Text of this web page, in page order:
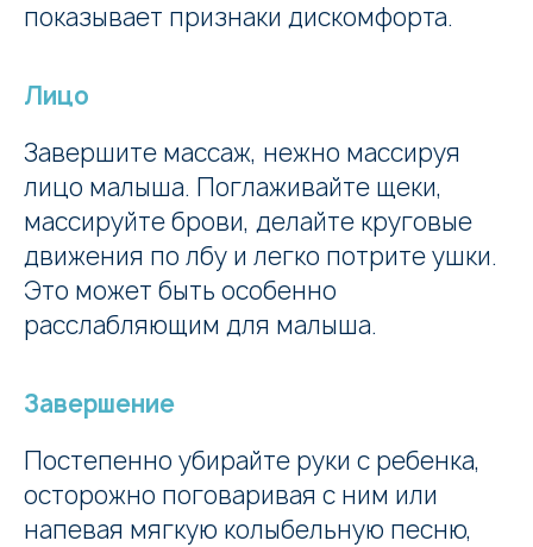
показывает признаки дискомфорта.
Лицо
Завершите массаж, нежно массируя
лицо малыша. Поглаживайте щеки,
массируйте брови, делайте круговые
движения по лбу и легко потрите ушки.
Это может быть особенно
расслабляющим для малыша.
Завершение
Постепенно убирайте руки с ребенка,
осторожно поговаривая с ним или
напевая мягкую колыбельную песню,